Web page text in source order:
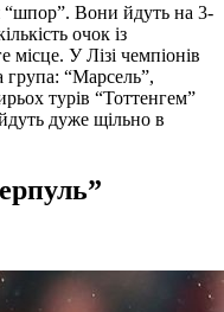
“шпор”. Вони йдуть на 3-
очок із
місце. У Лізі чемпіонів
група: “Марсель”,
турів “Тоттенгем”
дуже щільно в